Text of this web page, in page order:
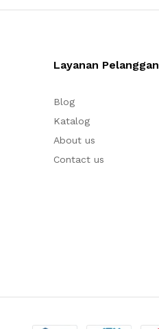
Layanan Pelanggan
Blog
Katalog
About us
Contact us